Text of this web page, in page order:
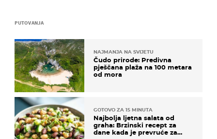
PUTOVANJA
NAJMANJA NA SVIJETU
Čudo prirode: Predivna
pješčana plaža na 100 metara
od mora
GOTOVO ZA 15 MINUTA
Najbolja ljetna salata od
graha: Brzinski recept za
dane kada je prevruće za